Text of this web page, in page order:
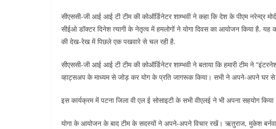
सीएससी-जी आई आई टी टीम की कोऑर्डिनेटर शाम्भवी ने कहा कि देश के पीएम नरेन्द्र
सीईओ डॉक्टर दिनेश त्यागी के नेतृत्व में हमलोगों ने योगा दिवस का आयोजन किया है. यह
की देख-रेख में पिछले एक पखवारे से चल रही है.
सीएससी-जी आई आई टी टीम की कोऑर्डिनेटर शाम्भवी ने बताया कि हमारी टीम ने
व्हाट्सअप के माध्यम से जोड़ कर योग के प्रति जागरूक किया। सभी ने अपने-अपने घर से
इस कार्यक्रम में पटना जिला वी एल ई सोसाइटी के सभी वीएलई ने भी अपना सहयोग
योगा के आयोजन के बाद टीम के सदस्यों ने अपने-अपने विचार रखें। ऋतुराज, मुकेश